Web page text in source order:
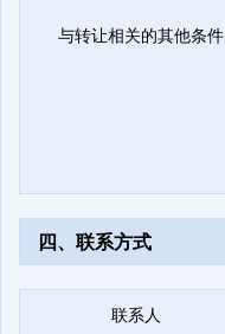
与转让相关的其他条件
四、联系方式
联系人